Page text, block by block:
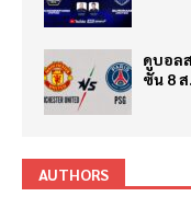
ดูบอล
ซั่น 8
AUTHORS